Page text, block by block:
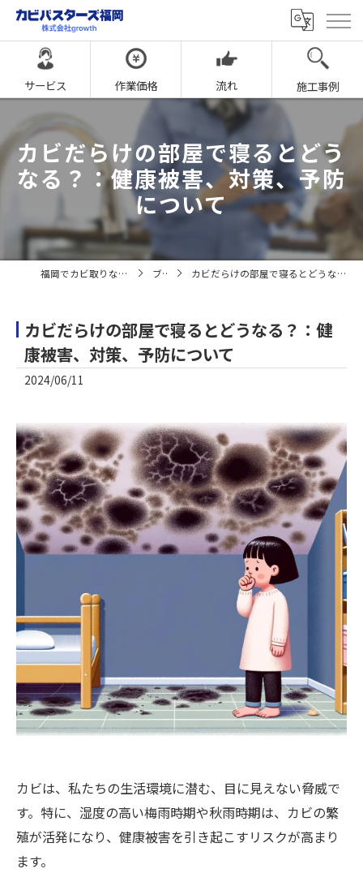
サービス 作業価格 流れ 施工事例
カビだらけの部屋で寝るとどう
なる？：健康被害、対策、予防
について
福岡でカビ取りならカビバスターズ福岡 ブログ カビだらけの部屋で寝るとどうなる？：健康被害、対策、予防について
カビだらけの部屋で寝るとどうなる？：健
康被害、対策、予防について
2024/06/11
カビは、私たちの生活環境に潜む、目に見えない脅威で
す。特に、湿度の高い梅雨時期や秋雨時期は、カビの繁
殖が活発になり、健康被害を引き起こすリスクが高まり
ます。